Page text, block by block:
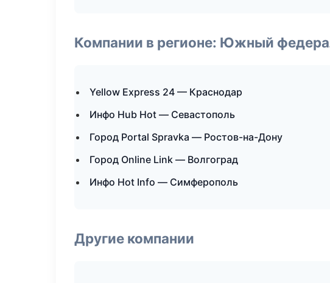
Компании в регионе: Южный
Yellow Express 24 — Краснодар
Инфо Hub Hot — Севастополь
Город Portal Spravka — Ростов-на-Дону
Город Online Link — Волгоград
Инфо Hot Info — Симферополь
Другие компании